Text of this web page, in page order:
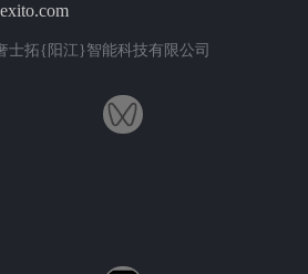
士拓{阳江}智能科技有限公司